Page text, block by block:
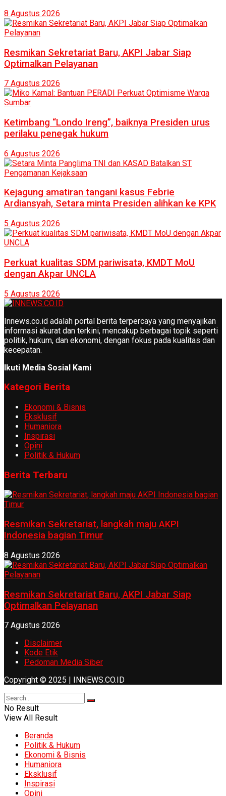
8 Agustus 2026
Resmikan Sekretariat Baru, AKPI Jabar Siap
Optimalkan Pelayanan
7 Agustus 2026
Ketimbang “Londo Ireng”, baiknya Presiden urus
perilaku penegak hukum
6 Agustus 2026
Kejagung amatiran tangani kasus Febrie
Ardiansyah, Setara minta Presiden alihkan ke KPK
5 Agustus 2026
Perkuat kualitas SDM pariwisata, KMDT MoU
dengan Akpar UNCLA
5 Agustus 2026
Innews.co.id adalah portal berita terpercaya yang menyajikan
informasi akurat dan terkini, mencakup berbagai topik seperti
politik, hukum, dan ekonomi, dengan fokus pada kualitas dan
kecepatan.
Ikuti Media Sosial Kami
Kategori Berita
Ekonomi & Bisnis
Eksklusif
Humaniora
Inspirasi
Opini
Politik & Hukum
Berita Terbaru
Resmikan Sekretariat, langkah maju AKPI
Indonesia bagian Timur
8 Agustus 2026
Resmikan Sekretariat Baru, AKPI Jabar Siap
Optimalkan Pelayanan
7 Agustus 2026
Disclaimer
Kode Etik
Pedoman Media Siber
Copyright © 2025 | INNEWS.CO.ID
No Result
View All Result
Beranda
Politik & Hukum
Ekonomi & Bisnis
Humaniora
Eksklusif
Inspirasi
Opini